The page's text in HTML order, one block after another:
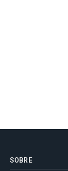
SOBRE